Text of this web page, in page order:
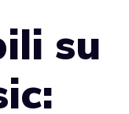
su